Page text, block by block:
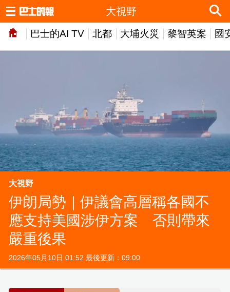
巴士的AI TV 北都 大埔火災 黎智英案 國
大視野
大視野
伊朗局勢｜伊議會高層稱各國不
應支持美國涉伊方案 否則帶來
嚴重後果
2026年05月10日 01:52 最後更新：09:00